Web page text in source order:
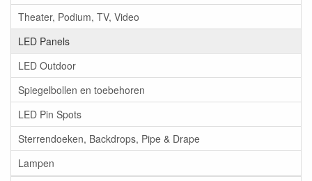
Theater, Podium, TV, Video
LED Panels
LED Outdoor
Spiegelbollen en toebehoren
LED Pin Spots
Sterrendoeken, Backdrops, Pipe & Drape
Lampen